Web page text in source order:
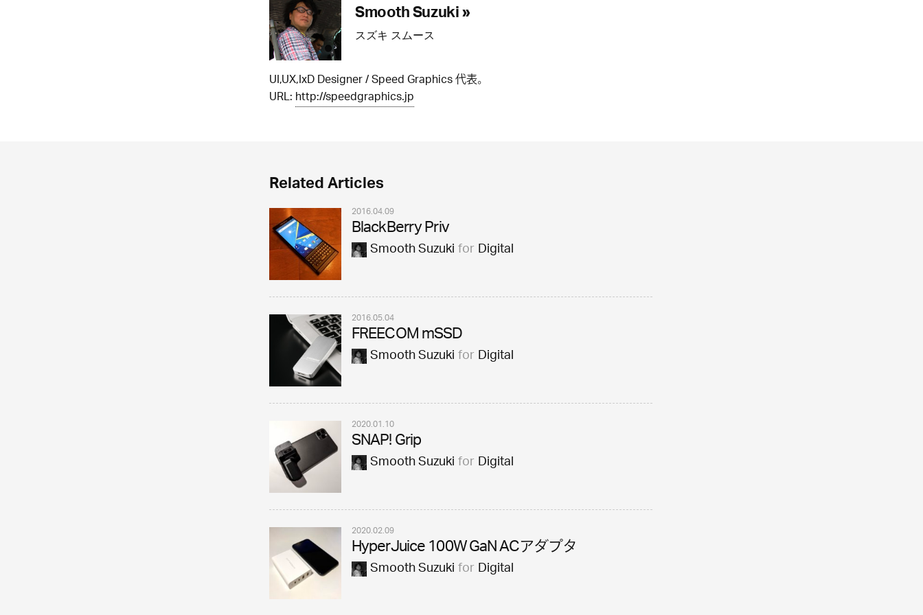
Smooth Suzuki »
スズキ スムース
UI,UX,IxD Designer / Speed Graphics 代表。
URL:http://speedgraphics.jp
Related Articles
2016.04.09
BlackBerry Priv
Smooth SuzukiforDigital
2016.05.04
FREECOM mSSD
Smooth SuzukiforDigital
2020.01.10
SNAP! Grip
Smooth SuzukiforDigital
2020.02.09
HyperJuice 100W GaN ACアダプタ
Smooth SuzukiforDigital